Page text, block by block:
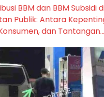
BBM dan BBM Subsidi
Publik: Antara
dan Tantangan…